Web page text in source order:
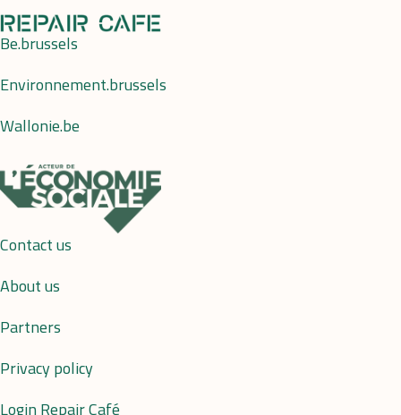
Be.brussels
Environnement.brussels
Wallonie.be
Contact us
About us
Partners
Privacy policy
Login Repair Café